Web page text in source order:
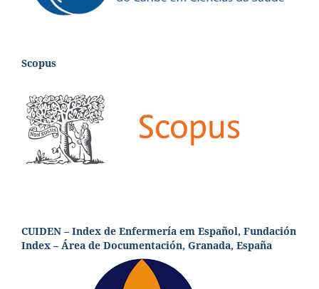
Scopus
CUIDEN – Index de Enfermería em Español, Fundación
Index – Área de Documentación, Granada, España